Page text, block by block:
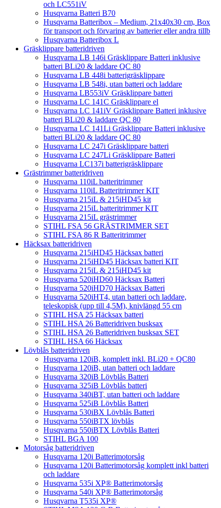
och LC551iV
Husqvarna Batteri B70
Husqvarna Batteribox – Medium, 21x40x30 cm, Box
för transport och förvaring av batterier eller andra tillb
Husqvarna Batteribox L
Gräsklippare batteridriven
Husqvarna LB 146i Gräsklippare Batteri inklusive
batteri BLi20 & laddare QC 80
Husqvarna LB 448i batterigräsklippare
Husqvarna LB 548i, utan batteri och laddare
Husqvarna LB553iV Gräsklippare batteri
Husqvarna LC 141C Gräsklippare el
Husqvarna LC 141iV Gräsklippare Batteri inklusive
batteri BLi20 & laddare QC 80
Husqvarna LC 141Li Gräsklippare Batteri inklusive
batteri BLi20 & laddare QC 80
Husqvarna LC 247i Gräsklippare batteri
Husqvarna LC 247Li Gräsklippare Batteri
Husqvarna LC137i batterigräsklippare
Grästrimmer batteridriven
Husqvarna 110iL batteritrimmer
Husqvarna 110iL Batteritrimmer KIT
Husqvarna 215iL & 215iHD45 kit
Husqvarna 215iL batteritrimmer KIT
Husqvarna 215iL grästrimmer
STIHL FSA 56 GRÄSTRIMMER SET
STIHL FSA 86 R Batteritrimmer
Häcksax batteridriven
Husqvarna 215iHD45 Häcksax batteri
Husqvarna 215iHD45 Häcksax batteri KIT
Husqvarna 215iL & 215iHD45 kit
Husqvarna 520iHD60 Häcksax Batteri
Husqvarna 520iHD70 Häcksax Batteri
Husqvarna 520iHT4, utan batteri och laddare,
teleskopisk (upp till 4,5M), knivlängd 55 cm
STIHL HSA 25 Häcksax batteri
STIHL HSA 26 Batteridriven busksax
STIHL HSA 26 Batteridriven busksax SET
STIHL HSA 66 Häcksax
Lövblås batteridriven
Husqvarna 120iB, komplett inkl. BLi20 + QC80
Husqvarna 120iB, utan batteri och laddare
Husqvarna 320iB Lövblås Batteri
Husqvarna 325iB Lövblås batteri
Husqvarna 340iBT, utan batteri och laddare
Husqvarna 525iB Lövblås Batteri
Husqvarna 530iBX Lövblås Batteri
Husqvarna 550iBTX lövblås
Husqvarna 550iBTX Lövblås Batteri
STIHL BGA 100
Motorsåg batteridriven
Husqvarna 120i Batterimotorsåg
Husqvarna 120i Batterimotorsåg komplett inkl batteri
och laddare
Husqvarna 535i XP® Batterimotorsåg
Husqvarna 540i XP® Batterimotorsåg
Husqvarna T535i XP®